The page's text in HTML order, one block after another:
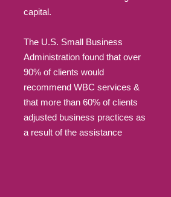
capital.
The U.S. Small Business
Administration found that over
90% of clients would
recommend WBC services &
that more than 60% of clients
adjusted business practices as
a result of the assistance